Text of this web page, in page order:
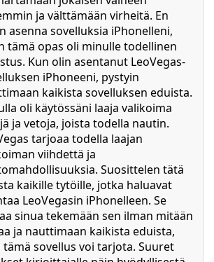
ja välttämään virheitä. En
asenna sovelluksia iPhonelleni,
tämä opas oli minulle todellinen
Kun olin asentanut LeoVegas-
iPhoneeni, pystyin
kaikista sovelluksen eduista.
oli käytössäni laaja valikoima
ja vetoja, joista todella nautin.
tarjoaa todella laajan
viihdettä ja
Suosittelen tätä
kaikille tytöille, jotka haluavat
LeoVegasin iPhonelleen. Se
sinua tekemään sen ilman mitään
ja nauttimaan kaikista eduista,
tämä sovellus voi tarjota. Suuret